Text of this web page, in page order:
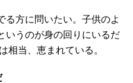
方に問いたい。子供のよ
いうのが身の回りにいるだ
相当、恵まれている。